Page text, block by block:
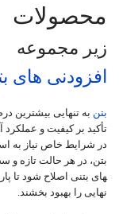
محصولات
زیر مجموعه
افزودنی های
بتن به تنهایی بیشترین
تأکید بر کیفیت و
در شرایط خاص نیاز به
بتن، در هر حالت تازه و
های بتنی اصلاح شود تا
نهایی را بهبود بخشند.